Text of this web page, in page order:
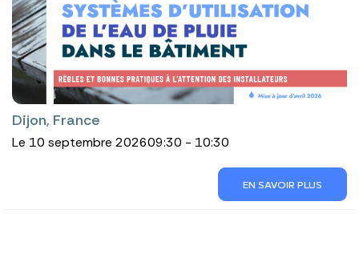
Dijon, France
Le 10 septembre 202609:30 - 10:30
EN SAVOIR PLUS